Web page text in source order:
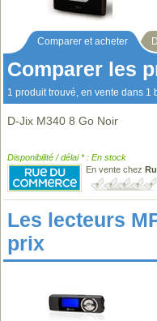
Comparer et acheter
Comparer les
1 produit trouvé, en vente dans 1
D-Jix M340 8 Go Noir
Disponibilité / délai * : En stock
En vente chez
Les lecteurs
prix